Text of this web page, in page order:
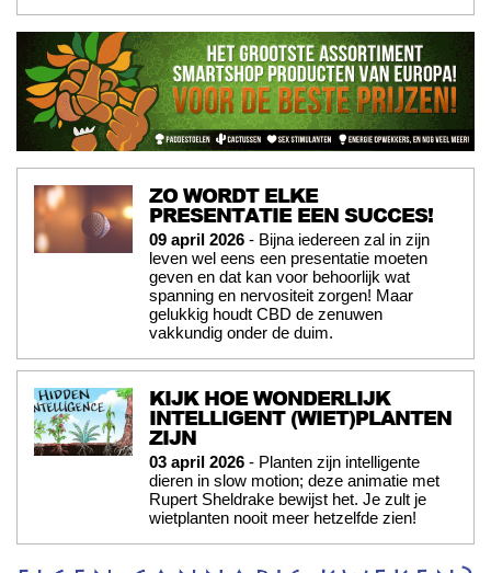
ZO WORDT ELKE
PRESENTATIE EEN SUCCES!
09 april 2026 - Bijna iedereen zal in zijn
leven wel eens een presentatie moeten
geven en dat kan voor behoorlijk wat
spanning en nervositeit zorgen! Maar
gelukkig houdt CBD de zenuwen
vakkundig onder de duim.
KIJK HOE WONDERLIJK
INTELLIGENT (WIET)PLANTEN
ZIJN
03 april 2026 - Planten zijn intelligente
dieren in slow motion; deze animatie met
Rupert Sheldrake bewijst het. Je zult je
wietplanten nooit meer hetzelfde zien!